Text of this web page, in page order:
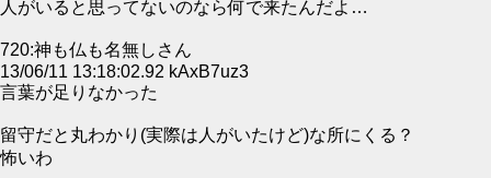
人がいると思ってないのなら何で来たんだよ…
720:神も仏も名無しさん
13/06/11 13:18:02.92 kAxB7uz3
言葉が足りなかった
留守だと丸わかり(実際は人がいたけど)な所にくる？
怖いわ